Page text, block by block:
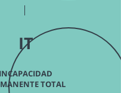
IT
INCAPACIDAD
TOTAL